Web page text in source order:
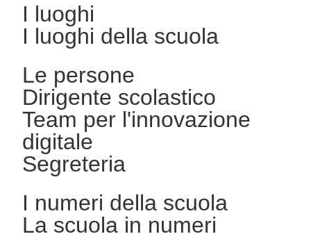
I luoghi
I luoghi della scuola
Le persone
Dirigente scolastico
Team per l'innovazione
digitale
Segreteria
I numeri della scuola
La scuola in numeri